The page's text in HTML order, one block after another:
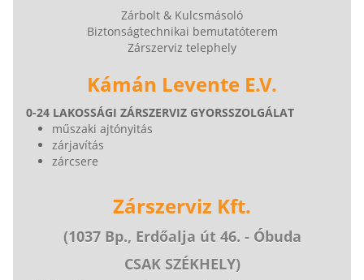
Zárbolt & Kulcsmásoló
Biztonságtechnikai bemutatóterem
Zárszerviz telephely
Kámán Levente E.V.
0-24 LAKOSSÁGI ZÁRSZERVIZ GYORSSZOLGÁLAT
műszaki ajtónyitás
zárjavítás
zárcsere
Zárszerviz Kft.
(1037 Bp., Erdőalja út 46. - Óbuda
CSAK SZÉKHELY)